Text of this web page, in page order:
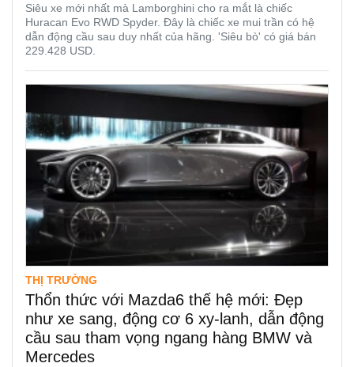
Siêu xe mới nhất mà Lamborghini cho ra mắt là chiếc
Huracan Evo RWD Spyder. Đây là chiếc xe mui trần có hệ
dẫn động cầu sau duy nhất của hãng. 'Siêu bò' có giá bán
229.428 USD.
THỊ TRƯỜNG
Thổn thức với Mazda6 thế hệ mới: Đẹp
như xe sang, động cơ 6 xy-lanh, dẫn động
cầu sau tham vọng ngang hàng BMW và
Mercedes